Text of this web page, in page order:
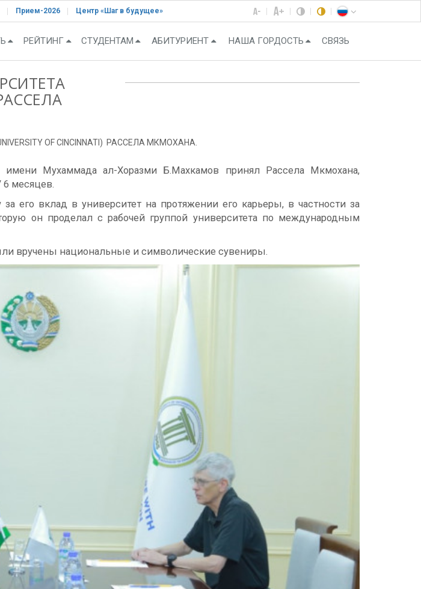
Прием-2026 Центр «Шаг в будущее»
РЕЙТИНГ СТУДЕНТАМ АБИТУРИЕНТ НАША ГОРДОСТЬ СВЯЗЬ
OF CINCINNATI) РАССЕЛА МКМОХАНА.
имени Мухаммада ал-Хоразми Б.Махкамов принял Рассела Мкмохана,
6 месяцев.
его вклад в университет на протяжении его карьеры, в частности за
он проделал с рабочей группой университета по международным
вручены национальные и символические сувениры.